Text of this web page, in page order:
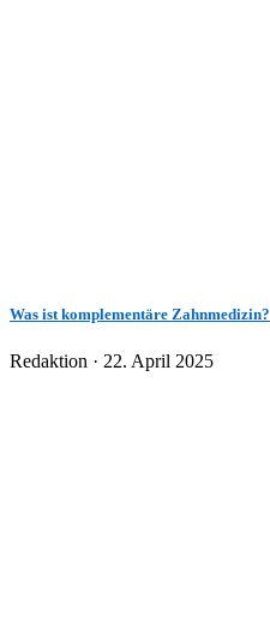
Was ist komplementäre Zahnmedizin?
Redaktion · Veröffentlicht
22. April 2025